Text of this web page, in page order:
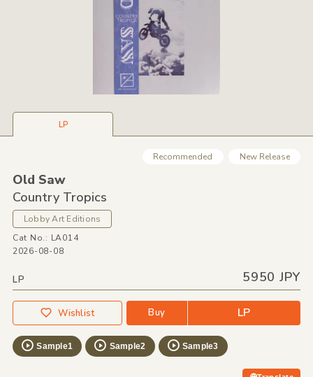
LP
Recommended New Release
Old Saw
Country Tropics
Lobby Art Editions
Cat No.: LA014
2026-08-08
LP 5950 JPY
Wishlist Buy LP
Sample1 Sample2 Sample3